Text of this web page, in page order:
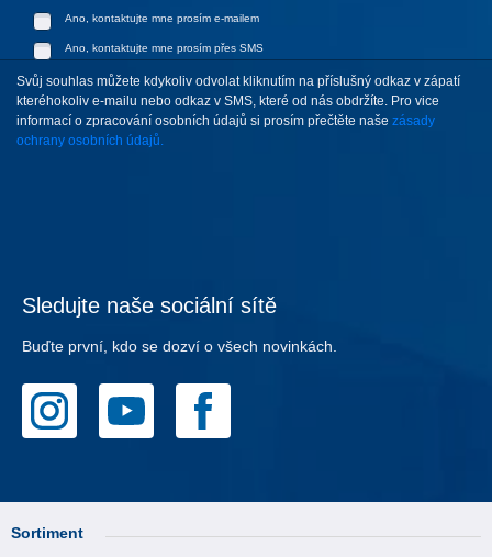
Ano, kontaktujte mne prosím e-mailem
Ano, kontaktujte mne prosím přes SMS
Svůj souhlas můžete kdykoliv odvolat kliknutím na příslušný odkaz v zápatí
kteréhokoliv e-mailu nebo odkaz v SMS, které od nás obdržíte. Pro vice
informací o zpracování osobních údajů si prosím přečtěte naše zásady
ochrany osobních údajů.
Sledujte naše sociální sítě
Buďte první, kdo se dozví o všech novinkách.
Sortiment